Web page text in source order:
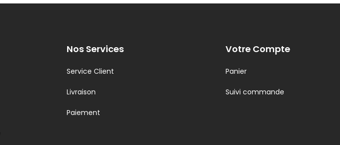
Nos Services
Service Client
Livraison
Paiement
Votre Compte
Panier
Suivi commande